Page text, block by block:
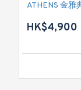
HK$4,900